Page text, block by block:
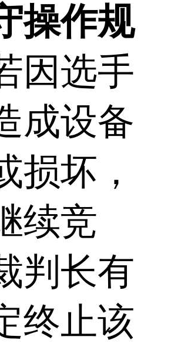
操作规
因选手
成设备
损坏，
续竞
判长有
终止该